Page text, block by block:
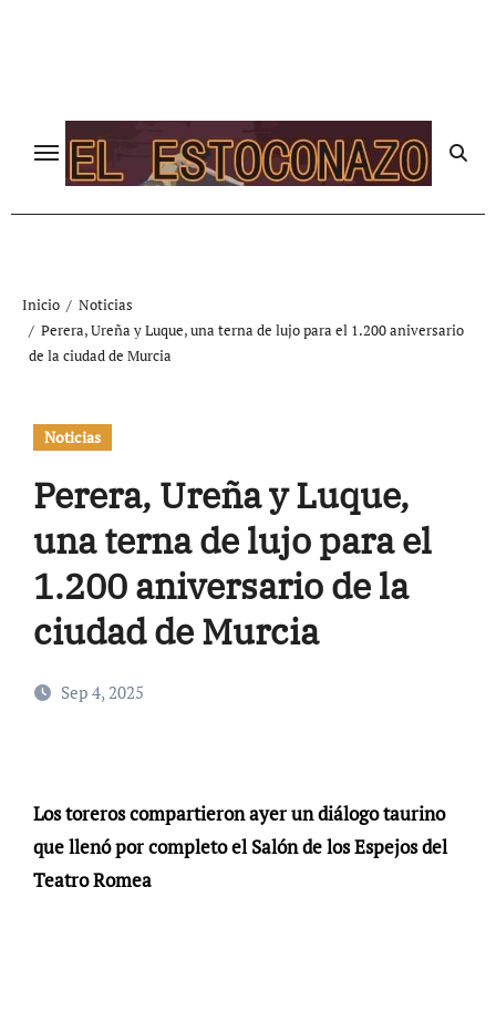
Inicio
Noticias
Perera, Ureña y Luque, una terna de lujo para el 1.200 aniversario
de la ciudad de Murcia
Noticias
Perera, Ureña y Luque,
una terna de lujo para el
1.200 aniversario de la
ciudad de Murcia
Sep 4, 2025
Los toreros compartieron ayer un diálogo taurino
que llenó por completo el Salón de los Espejos del
Teatro Romea